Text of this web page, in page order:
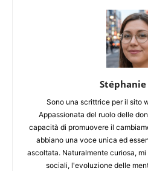
Sono una scrittrice per il sito
Appassionata del ruolo delle
capacità di promuovere il
abbiano una voce unica ed
ascoltata. Naturalmente curiosa,
sociali, l'evoluzione delle